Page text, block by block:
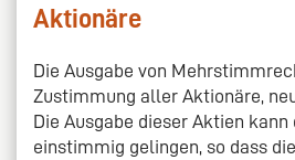
Aktionäre
Die Ausgabe von
Zustimmung aller Aktionäre,
Die Ausgabe dieser Aktien kann
einstimmig gelingen, so dass